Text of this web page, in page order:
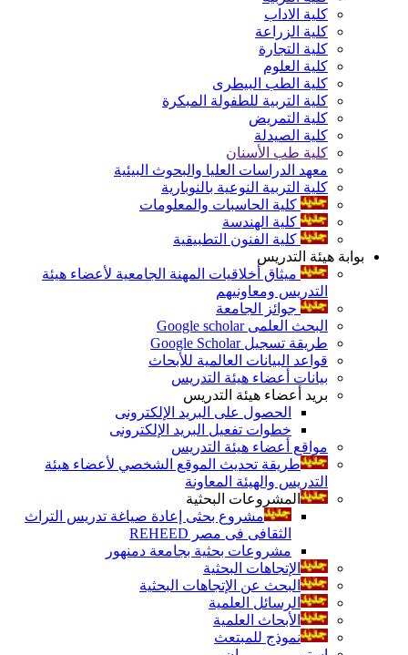
كلية الاداب
كلية الزراعة
كلية التجارة
كلية العلوم
كلية الطب البيطرى
كلية التربية للطفولة المبكرة
كلية التمريض
كلية الصيدلة
كلية طب الأسنان
معهد الدراسات العليا والبحوث البيئية
كلية التربية النوعية بالنوبارية
كلية الحاسبات والمعلومات
كلية الهندسة
كلية الفنون التطبيقية
بوابة هيئة التدريس
ميثاق أخلاقيات المهنة الجامعية لأعضاء هيئة
التدريس ومعاونيهم
جوائز الجامعة
البحث العلمى Google scholar
طريقة تسجيل Google Scholar
قواعد البيانات العالمية للأبحاث
بيانات أعضاء هيئة التدريس
بريد أعضاء هيئة التدريس
الحصول على البريد الإلكترونى
خطوات تفعيل البريد الإلكترونى
مواقع أعضاء هيئة التدريس
طريقة تحديث الموقع الشخصي لأعضاء هيئة
التدريس والهيئة المعاونة
المشروعات البحثية
مشروع بحثى إعادة صياغة تدريس التراث
الثقافى فى مصر REHEED
مشروعات بحثية بجامعة دمنهور
الإتجاهات البحثية
البحث عن الإتجاهات البحثية
الرسائل العلمية
الأبحاث العلمية
نموذج للمبتعث